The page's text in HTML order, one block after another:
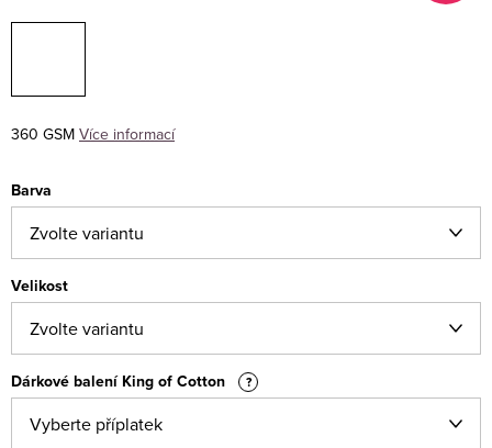
360 GSM Více informací
Barva
Velikost
Dárkové balení King of Cotton ?